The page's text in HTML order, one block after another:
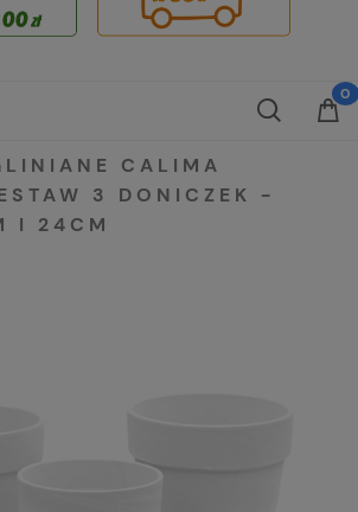
CALIMA
3 DONICZEK -
I 24CM